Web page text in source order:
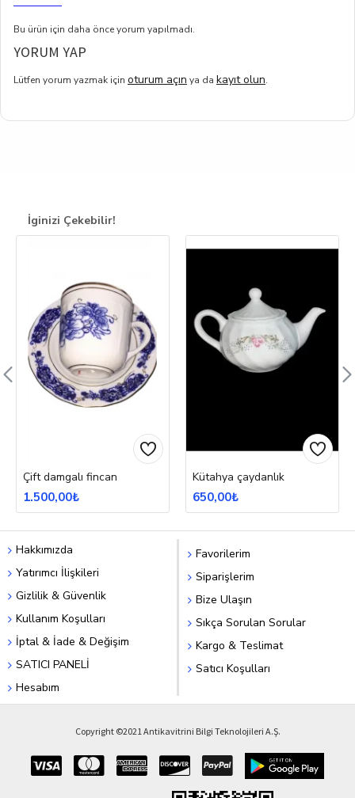
Bu ürün için daha önce yorum yapılmadı.
YORUM YAP
Lütfen yorum yazmak için oturum açın ya da kayıt olun.
İginizi Çekebilir!
Çift damgalı fincan
1.500,00₺
Kütahya çaydanlık
650,00₺
Hakkımızda
Yatırımcı İlişkileri
Gizlilik & Güvenlik
Kullanım Koşulları
İptal & İade & Değişim
SATICI PANELİ
Hesabım
Favorilerim
Siparişlerim
Bize Ulaşın
Sıkça Sorulan Sorular
Kargo & Teslimat
Satıcı Koşulları
Copyright ©2021 Antikavitrini Bilgi Teknolojileri A.Ş.